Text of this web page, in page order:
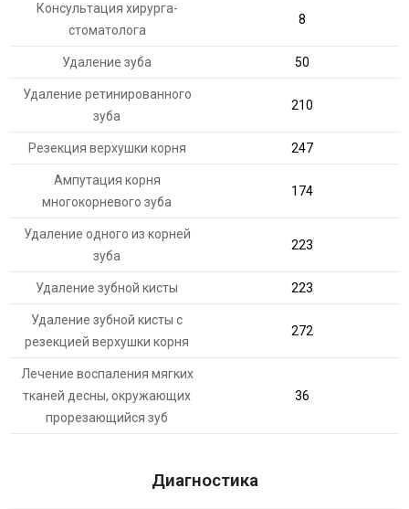
Консультация хирурга-
стоматолога
8
Удаление зуба 50
Удаление ретинированного
зуба
210
Резекция верхушки корня 247
Ампутация корня
многокорневого зуба
174
Удаление одного из корней
зуба
223
Удаление зубной кисты 223
Удаление зубной кисты с
резекцией верхушки корня
272
Лечение воспаления мягких
тканей десны, окружающих
прорезающийся зуб
36
Диагностика